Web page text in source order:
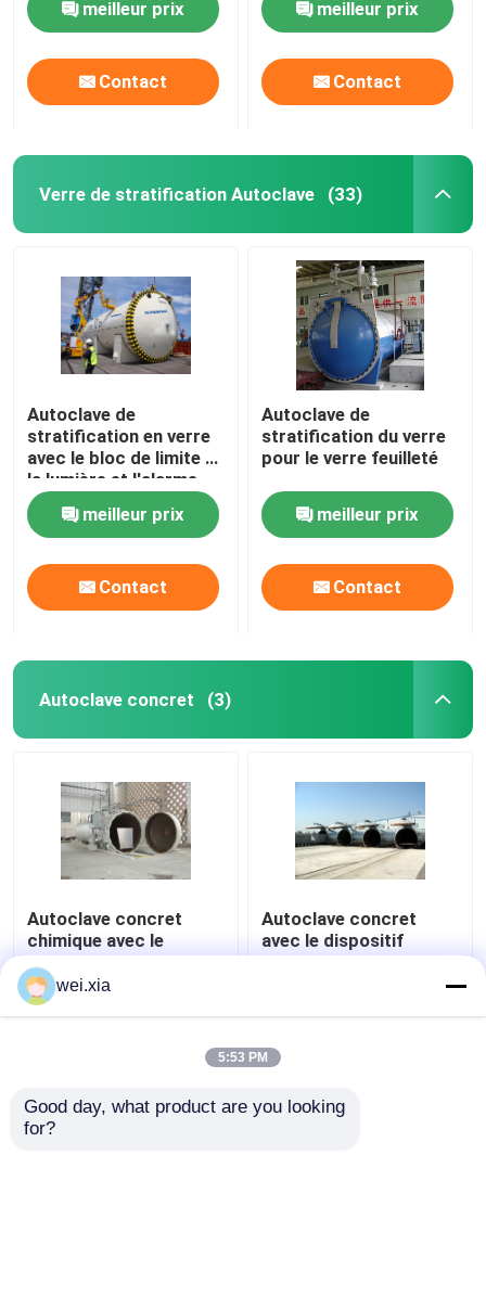
chimie meilleur prix
Contact
industrielmeilleur prix
Contact
Verre de stratification Autoclave (33)
Autoclave de
stratification en verre
avec le bloc de limite et
la lumière et l'alarme
saine
meilleur prix
Contact
Autoclave de
stratification du verre
pour le verre feuilleté
meilleur prix
Contact
Autoclave concret (3)
Autoclave concret
chimique avec le
contrôle de PLC et la
porte de pression
hydraulique
meilleur prix
Autoclave concret
avec le dispositif
d'alarme et le contact
meilleur prix
wei.xia
5:53 PM
Good day, what product are you looking
for?